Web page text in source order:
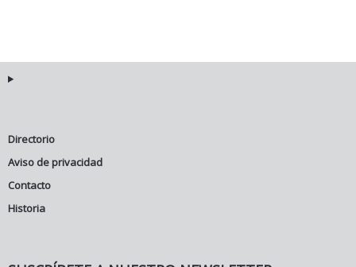
Directorio
Aviso de privacidad
Contacto
Historia